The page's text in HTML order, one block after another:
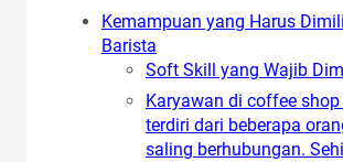
Kemampuan yang Harus
Barista
Soft Skill yang Wajib
Karyawan di coffee
terdiri dari beberapa
saling berhubungan.